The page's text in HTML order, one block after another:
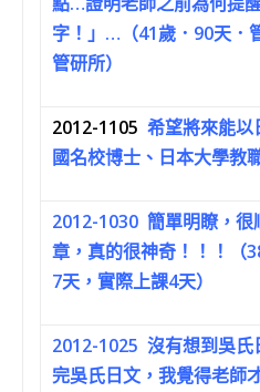
字！」…（41歲．90天．
管研所）
2012-1105 希望將來能
國名校博士、日本大學教職
2012-1030 簡單明瞭，很
章，真的很神奇！！！（
7天，實際上課4天）
2012-1025 沒有想到吳
完吳氏日文，我覺得老師